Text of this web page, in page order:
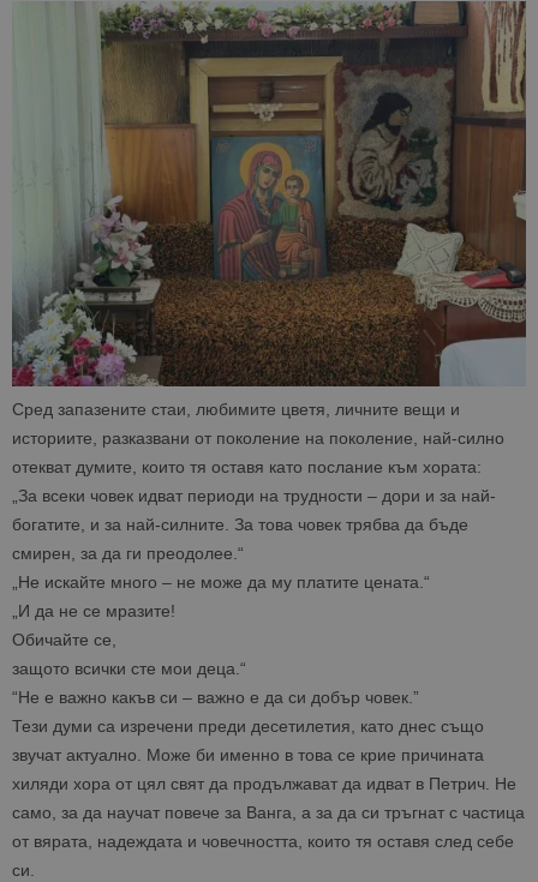
Сред запазените стаи, любимите цветя, личните вещи и
историите, разказвани от поколение на поколение, най-силно
отекват думите, които тя оставя като послание към хората:
„За всеки човек идват периоди на трудности – дори и за най-
богатите, и за най-силните. За това човек трябва да бъде
смирен, за да ги преодолее.“
„Не искайте много – не може да му платите цената.“
„И да не се мразите!
Обичайте се,
защото всички сте мои деца.“
“Не е важно какъв си – важно е да си добър човек.”
Тези думи са изречени преди десетилетия, като днес също
звучат актуално. Може би именно в това се крие причината
хиляди хора от цял свят да продължават да идват в Петрич. Не
само, за да научат повече за Ванга, а за да си тръгнат с частица
от вярата, надеждата и човечността, които тя оставя след себе
си.
сесии и
кампании
отчетите
анализ на
сайтовете.